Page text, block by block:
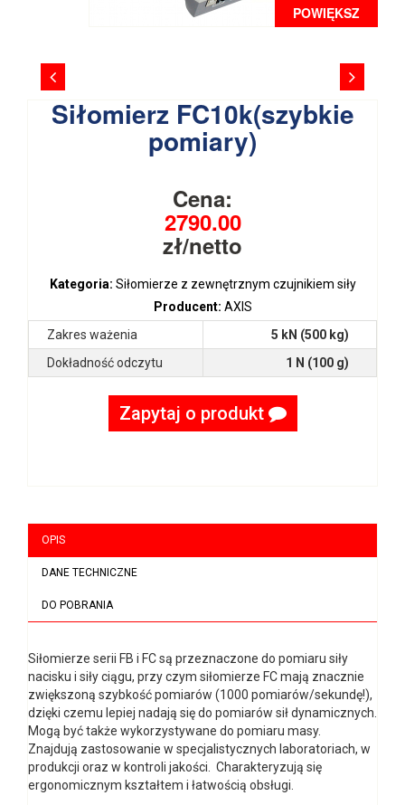
POWIĘKSZ
Siłomierz FC10k(szybkie
pomiary)
Cena:
2790.00
zł/netto
Kategoria: Siłomierze z zewnętrznym czujnikiem siły
Producent: AXIS
Zakres ważenia
5 kN (500 kg)
Dokładność odczytu
1 N (100 g)
Zapytaj o produkt
OPIS
DANE TECHNICZNE
DO POBRANIA
Siłomierze serii FB i FC są przeznaczone do pomiaru siły
nacisku i siły ciągu, przy czym siłomierze FC mają znacznie
zwiększoną szybkość pomiarów (1000 pomiarów/sekundę!),
dzięki czemu lepiej nadają się do pomiarów sił dynamicznych.
Mogą być także wykorzystywane do pomiaru masy.
Znajdują zastosowanie w specjalistycznych laboratoriach, w
produkcji oraz w kontroli jakości. Charakteryzują się
ergonomicznym kształtem i łatwością obsługi.